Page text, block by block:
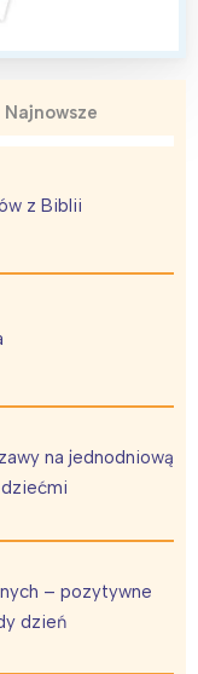
Najnowsze
z Biblii
na jednodniową
– pozytywne
dzień
z